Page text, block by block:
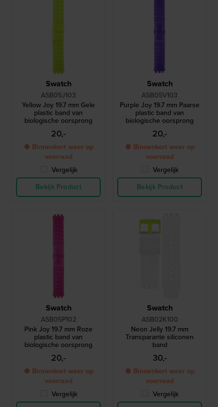
Swatch
ASB05J103
Yellow Joy 19.7 mm Gele
plastic band van
biologische oorsprong
20,-
● Binnenkort weer op
voorraad
Vergelijk
Bekijk Product
Swatch
ASB05V103
Purple Joy 19.7 mm Paarse
plastic band van
biologische oorsprong
20,-
● Binnenkort weer op
voorraad
Vergelijk
Bekijk Product
Swatch
ASB05P102
Pink Joy 19.7 mm Roze
plastic band van
biologische oorsprong
20,-
● Binnenkort weer op
voorraad
Vergelijk
Swatch
ASB02K100
Neon Jelly 19.7 mm
Transparante siliconen
band
30,-
● Binnenkort weer op
voorraad
Vergelijk